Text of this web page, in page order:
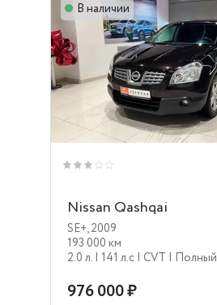
В наличии
Nissan Qashqai
SE+,2009
193 000 км
2.0 л. | 141 л.c | CVT | Полный
976 000 ₽